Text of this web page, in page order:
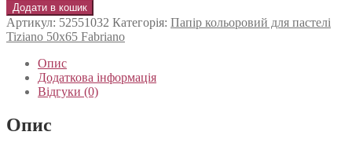
Додати в кошик
Артикул: 52551032 Категорія: Папір кольоровий для пастелі
Tiziano 50х65 Fabriano
Опис
Додаткова інформація
Відгуки (0)
Опис